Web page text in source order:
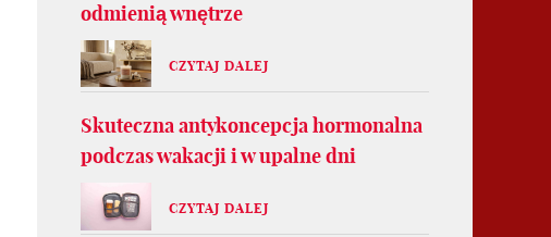
odmienią wnętrze
CZYTAJ DALEJ
Skuteczna antykoncepcja hormonalna
podczas wakacji i w upalne dni
CZYTAJ DALEJ